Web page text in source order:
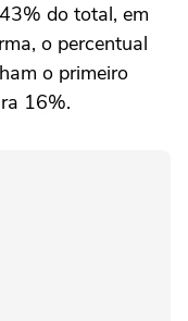
do total, em
o percentual
o primeiro
16%.